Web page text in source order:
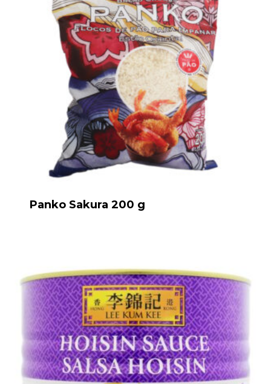
Panko Sakura 200 g